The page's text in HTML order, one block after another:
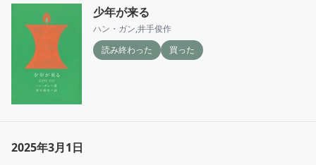
少年が来る
ハン・ガン,井手俊作
読み終わった
買った
2025年3月1日